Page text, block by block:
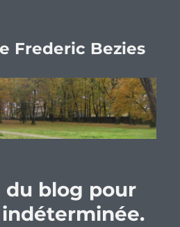
Frederic Bezies
du blog pour